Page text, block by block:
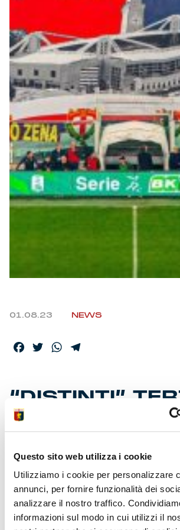
Questo sito web utilizza i cookie
Utilizziamo i cookie per personalizzare
annunci, per fornire funzionalità dei
analizzare il nostro traffico.
informazioni sul modo in cui utilizzi il
Mare
Accessori
Party
Outlet
Helan x Genoa
Isolani x Genoa
01.08.23 NEWS
Facebook
TwitterWhatsApp
“DISTINTI”
ANELLO
Settore dopo settore lo stadio si sta
un uovo. Abbonamenti in area 23mila.
promozioni ‘Family’ e Over 65. Tirano
Un Cuore Grande Così.
E’ grande il cuore dei genoani. “Un